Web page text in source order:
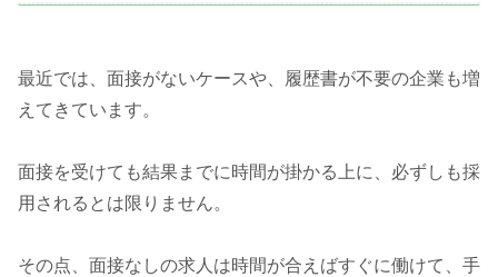
最近では、面接がないケースや、履歴書が不要の企業も増
えてきています。
面接を受けても結果までに時間が掛かる上に、必ずしも採
用されるとは限りません。
その点、面接なしの求人は時間が合えばすぐに働けて、手